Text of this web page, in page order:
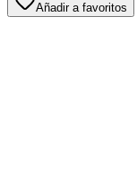
Añadir a favoritos